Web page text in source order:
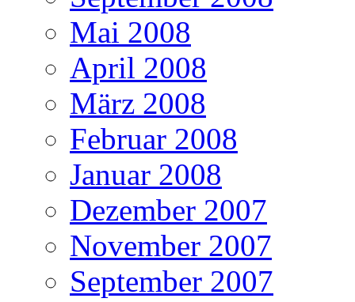
Mai 2008
April 2008
März 2008
Februar 2008
Januar 2008
Dezember 2007
November 2007
September 2007